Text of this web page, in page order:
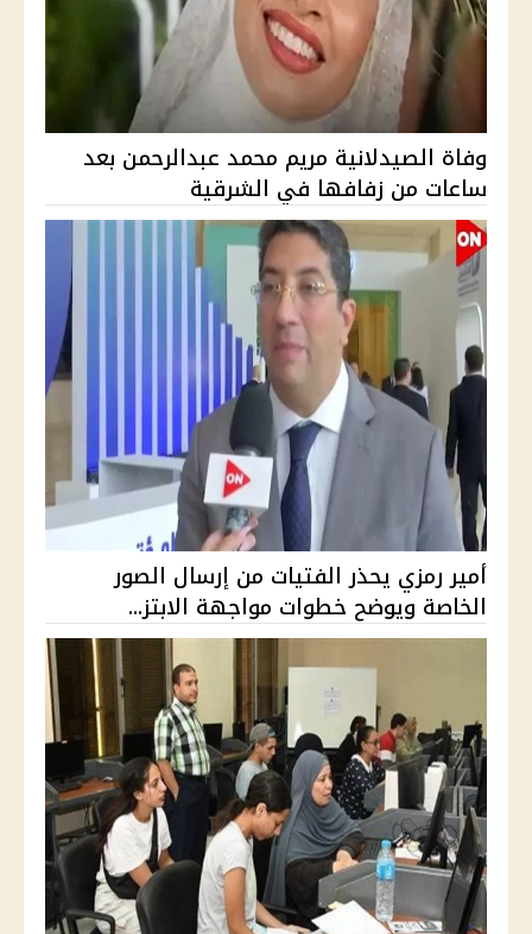
وفاة الصيدلانية مريم محمد عبدالرحمن بعد
ساعات من زفافها في الشرقية
أمير رمزي يحذر الفتيات من إرسال الصور
الخاصة ويوضح خطوات مواجهة الابتز...